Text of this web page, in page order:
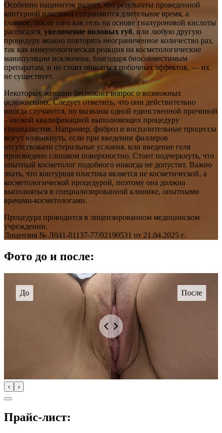
Особенно пациенток радует, что результаты проведенной
контурной пластики сохраняются длительное время, а
главное, после того как гель на основе гиалуроновой кислоты
рассосался, увеличение половых губ, или любую другую
процедуру можно повторять неограниченное количество раз,
так как иммунологическая реакция на косметологические
манипуляции исключена, благодаря биосовместимым
препаратам, и не стоит опасаться побочных эффектов, — их
не существует.
Некоторых женщин беспокоит вопрос о возможных
осложнениях. Следует отметить, что они действительно
иногда случаются, но вызваны одной единственной причиной
– низкой квалификацией выполняющих процедуру
специалистов. Например, фиброз и воспалительные процессы
могут возникнуть, если при введении филлеров
отсутствовали стерильные условия, или введение геля
произведено слишком поверхностно. Стоит подчеркнуть, что
опытный косметолог подобного никогда не допустит. Важно
знать, что контурная пластика является не косметической, а
косметологической процедурой, поэтому она должна
выполняться в специализированной клинике, опытными
врачами-косметологами.
Процедура проводится в лицензированном медицинском
учреждении.
Лицензия № Л041-01137-77/02190531 от 21.04.2025 г.
Фото до и после:
‹ ›
Прайс-лист: